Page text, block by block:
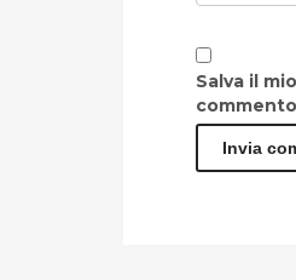
Salva il